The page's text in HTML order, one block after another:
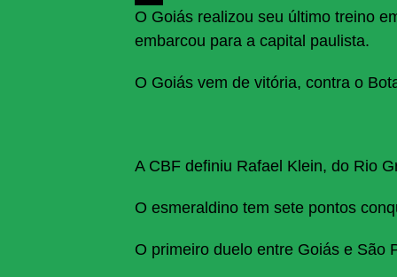
Share
O Goiás realizou seu último treino
embarcou para a capital paulista.
O Goiás vem de vitória, contra o
A CBF definiu Rafael Klein, do Rio
O esmeraldino tem sete pontos
O primeiro duelo entre Goiás e São